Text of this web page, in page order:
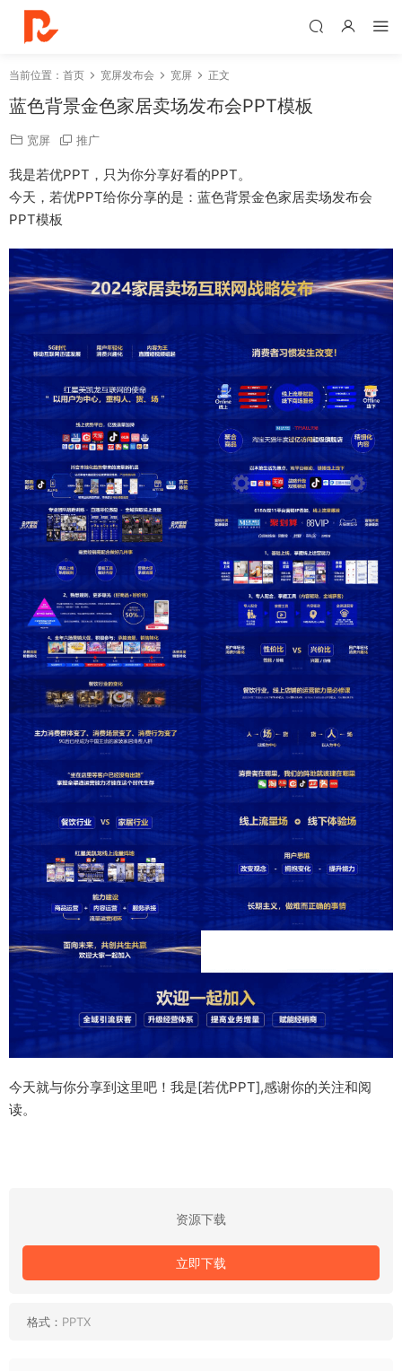
当前位置： 首页 宽屏发布会 宽屏 正文
蓝色背景金色家居卖场发布会PPT模板
宽屏 推广
我是若优PPT，只为你分享好看的PPT。
今天，若优PPT给你分享的是：蓝色背景金色家居卖场发布会
PPT模板
今天就与你分享到这里吧！我是[若优PPT],感谢你的关注和阅
读。
资源下载
立即下载
格式： PPTX